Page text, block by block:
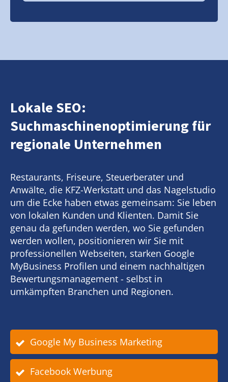
Lokale SEO:
Suchmaschinenoptimierung für
regionale Unternehmen
Restaurants, Friseure, Steuerberater und
Anwälte, die KFZ-Werkstatt und das Nagelstudio
um die Ecke haben etwas gemeinsam: Sie leben
von lokalen Kunden und Klienten. Damit Sie
genau da gefunden werden, wo Sie gefunden
werden wollen, positionieren wir Sie mit
professionellen Webseiten, starken Google
MyBusiness Profilen und einem nachhaltigen
Bewertungsmanagement - selbst in
umkämpften Branchen und Regionen.
Google My Business Marketing
Facebook Werbung